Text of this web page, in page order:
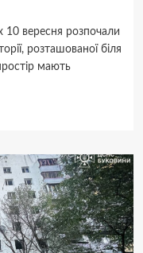
вересня розпочали
розташованої біля
мають